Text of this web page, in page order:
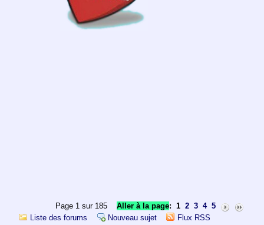
Page 1 sur 185Aller à la page: 1 2 3 4 5
Liste des forums
Nouveau sujet
Flux RSS